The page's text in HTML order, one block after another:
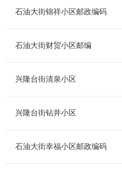
石油大街锦祥小区邮政编码
石油大街财贸小区邮编
兴隆台街清泉小区
兴隆台街钻井小区
石油大街幸福小区邮政编码